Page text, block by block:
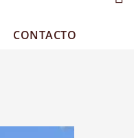
CONTACTO